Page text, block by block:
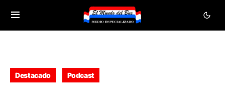
Destacado Podcast